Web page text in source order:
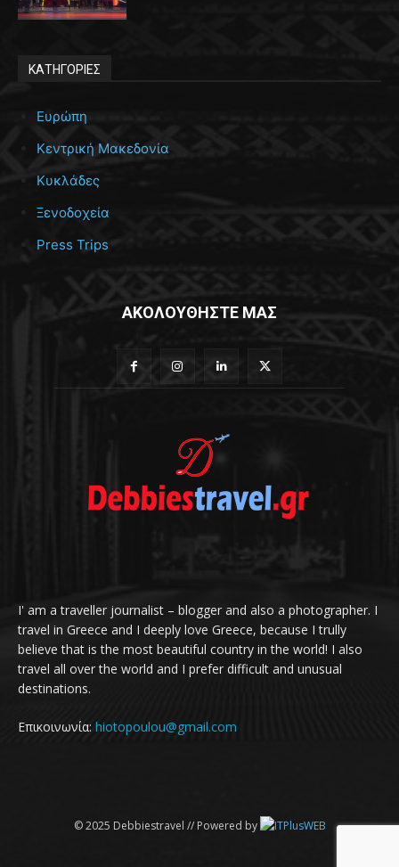
ΚΑΤΗΓΟΡΙΕΣ
Ευρώπη
Κεντρική Μακεδονία
Κυκλάδες
Ξενοδοχεία
Press Trips
ΑΚΟΛΟΥΘΗΣΤΕ ΜΑΣ
I' am a traveller journalist – blogger and also a photographer. I
travel in Greece and I deeply love Greece, because I trully
believe that is the most beautiful country in the world! I also
travel all over the world and I prefer difficult and unusual
destinations.
Επικοινωνία: hiotopoulou@gmail.com
© 2025 Debbiestravel // Powered by